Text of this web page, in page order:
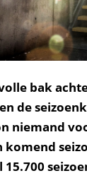
bak
de
niemand
komend
15.700